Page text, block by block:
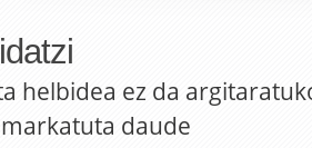
helbidea ez da
markatuta daude